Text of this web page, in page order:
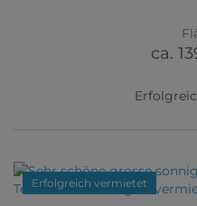
ca.
Erfolgreich vermietet